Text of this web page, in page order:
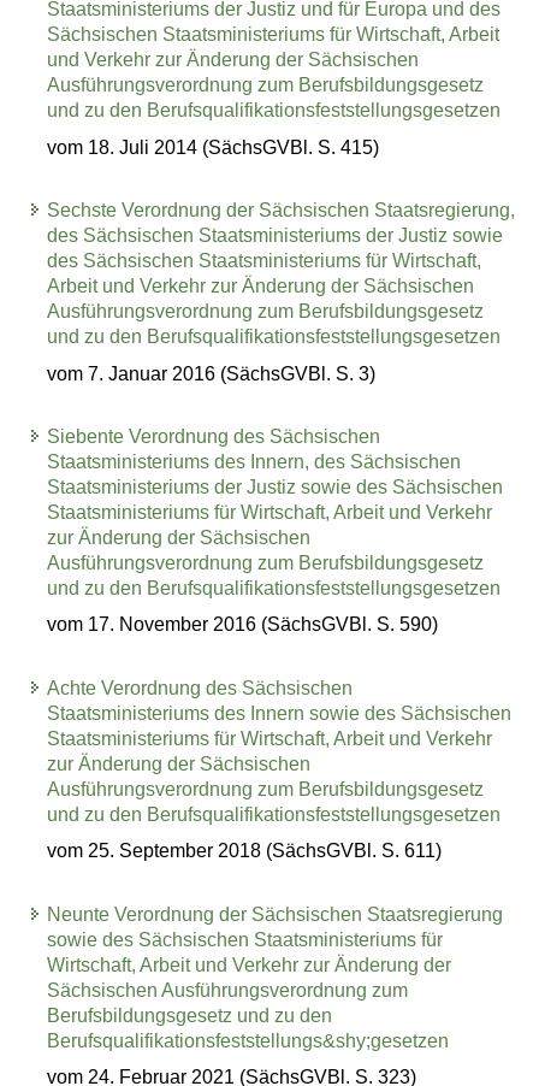
Staatsministeriums der Justiz und für Europa und des
Sächsischen Staatsministeriums für Wirtschaft, Arbeit
und Verkehr zur Änderung der Sächsischen
Ausführungsverordnung zum Berufsbildungsgesetz
und zu den Berufsqualifikationsfeststellungsgesetzen
vom 18. Juli 2014 (SächsGVBl. S. 415)
Sechste Verordnung der Sächsischen Staatsregierung,
des Sächsischen Staatsministeriums der Justiz sowie
des Sächsischen Staatsministeriums für Wirtschaft,
Arbeit und Verkehr zur Änderung der Sächsischen
Ausführungsverordnung zum Berufsbildungsgesetz
und zu den Berufsqualifikationsfeststellungsgesetzen
vom 7. Januar 2016 (SächsGVBl. S. 3)
Siebente Verordnung des Sächsischen
Staatsministeriums des Innern, des Sächsischen
Staatsministeriums der Justiz sowie des Sächsischen
Staatsministeriums für Wirtschaft, Arbeit und Verkehr
zur Änderung der Sächsischen
Ausführungsverordnung zum Berufsbildungsgesetz
und zu den Berufsqualifikationsfeststellungsgesetzen
vom 17. November 2016 (SächsGVBl. S. 590)
Achte Verordnung des Sächsischen
Staatsministeriums des Innern sowie des Sächsischen
Staatsministeriums für Wirtschaft, Arbeit und Verkehr
zur Änderung der Sächsischen
Ausführungsverordnung zum Berufsbildungsgesetz
und zu den Berufsqualifikationsfeststellungsgesetzen
vom 25. September 2018 (SächsGVBl. S. 611)
Neunte Verordnung der Sächsischen Staatsregierung
sowie des Sächsischen Staatsministeriums für
Wirtschaft, Arbeit und Verkehr zur Änderung der
Sächsischen Ausführungsverordnung zum
Berufsbildungsgesetz und zu den
Berufsqualifikationsfeststellungs&shy;gesetzen
vom 24. Februar 2021 (SächsGVBl. S. 323)